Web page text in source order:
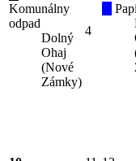
Komunálny
odpad
Dolný
Ohaj
(Nové
Zámky)
4